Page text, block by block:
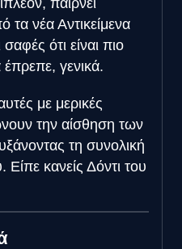
νέα Αντικείμενα
ότι είναι πιο
γενικά.
με μερικές
την αίσθηση των
τη συνολική
κανείς Δόντι του